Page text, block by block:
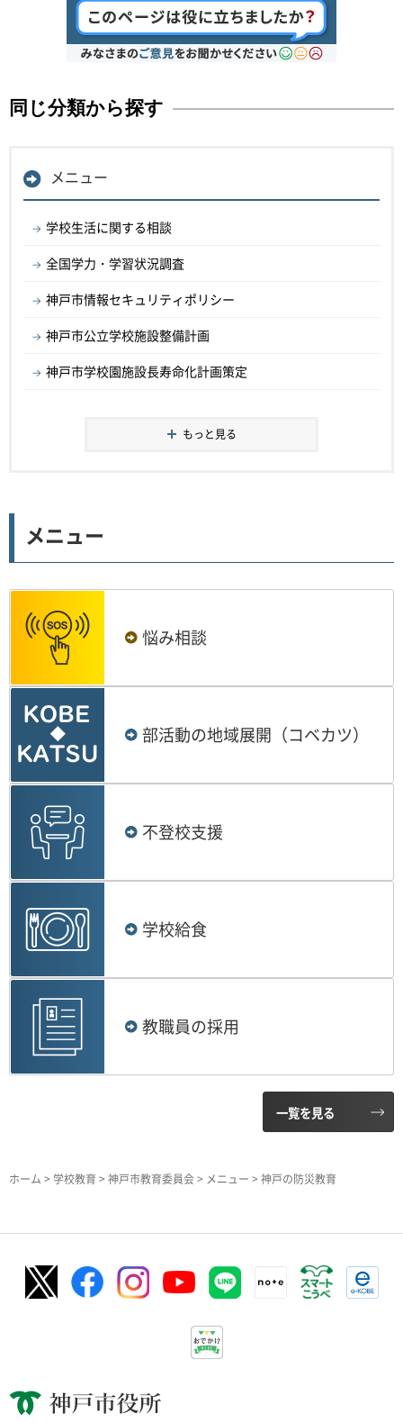
同じ分類から探す
メニュー
学校生活に関する相談
全国学力・学習状況調査
神戸市情報セキュリティポリシー
神戸市公立学校施設整備計画
神戸市学校園施設長寿命化計画策定
もっと見る
メニュー
悩み相談
部活動の地域展開（コベカツ）
不登校支援
学校給食
教職員の採用
一覧を見る
ホーム > 学校教育 > 神戸市教育委員会> メニュー > 神戸の防災教育
神戸市役所